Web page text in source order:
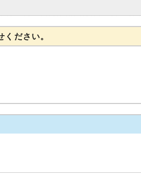
ださい。